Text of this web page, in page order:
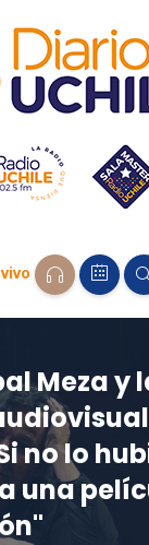
Meza y
no lo
una